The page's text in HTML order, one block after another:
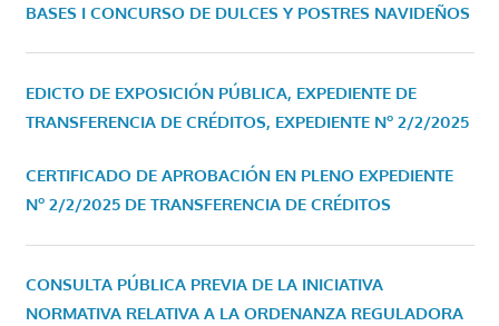
BASES I CONCURSO DE DULCES Y POSTRES NAVIDEÑOS
EDICTO DE EXPOSICIÓN PÚBLICA, EXPEDIENTE DE
TRANSFERENCIA DE CRÉDITOS, EXPEDIENTE Nº 2/2/2025
CERTIFICADO DE APROBACIÓN EN PLENO EXPEDIENTE
Nº 2/2/2025 DE TRANSFERENCIA DE CRÉDITOS
CONSULTA PÚBLICA PREVIA DE LA INICIATIVA
NORMATIVA RELATIVA A LA ORDENANZA REGULADORA